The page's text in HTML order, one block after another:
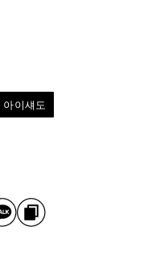
아이섀도